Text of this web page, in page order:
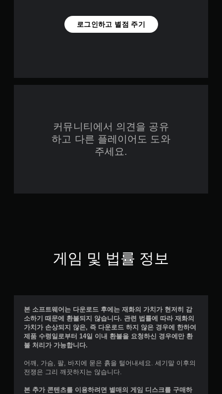
로그인하고 별점 주기
커뮤니티에서 의견을 공유
하고 다른 플레이어도 도와
주세요.
게임 및 법률 정보
본 소프트웨어는 다운로드 후에는 재화의 가치가 현저히 감
소하기 때문에 환불되지 않습니다. 관련 법률에 따라 재화의
가치가 손상되지 않은, 즉 다운로드 하지 않은 경우에 한하여
제품 수령일로부터 14일 이내 환불을 요청하신 경우에만 환
불 처리가 가능합니다.
어깨, 가슴, 팔, 바지에 묻은 흙을 털어내세요. 세기말 이후의
전쟁은 그리 깨끗하지는 않습니다.
본 추가 콘텐츠를 이용하려면 별매의 게임 디스크를 구매하